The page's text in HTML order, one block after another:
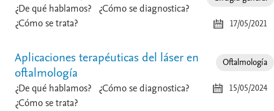
17/05/2021
¿De qué hablamos? ¿Cómo se diagnostica?
¿Cómo se trata?
Oftalmología
15/05/2024
Aplicaciones terapéuticas del láser en
oftalmología
¿De qué hablamos? ¿Cómo se diagnostica?
¿Cómo se trata?